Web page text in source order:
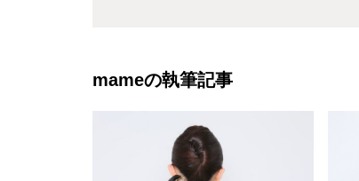
mameの執筆記事